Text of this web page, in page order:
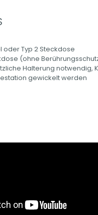
oder Typ 2 Steckdose
(ohne
Halterung notwendig,
gewickelt werden